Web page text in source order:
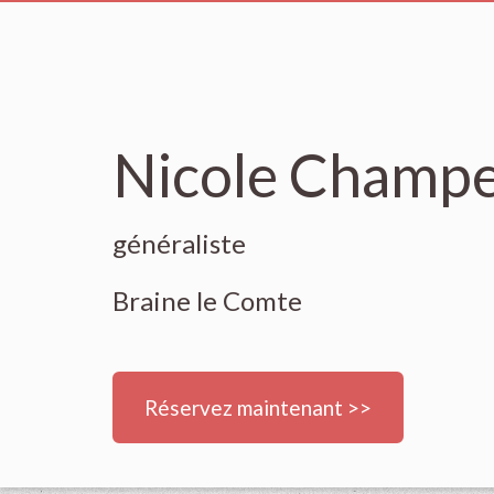
Nicole
généraliste
Braine le Comte
Réservez maintenant >>